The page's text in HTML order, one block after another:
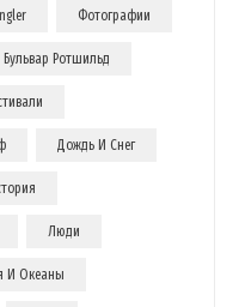
Фотографии
Бульвар Ротшильд
Дождь И Снег
Люди
И Океаны